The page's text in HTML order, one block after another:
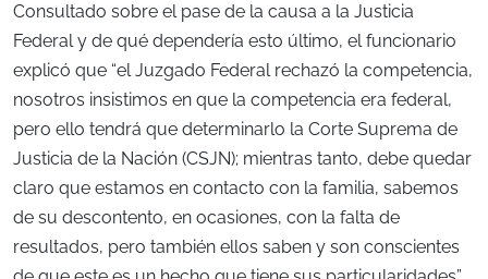
Consultado sobre el pase de la causa a la Justicia
Federal y de qué dependería esto último, el funcionario
explicó que “el Juzgado Federal rechazó la competencia,
nosotros insistimos en que la competencia era federal,
pero ello tendrá que determinarlo la Corte Suprema de
Justicia de la Nación (CSJN); mientras tanto, debe quedar
claro que estamos en contacto con la familia, sabemos
de su descontento, en ocasiones, con la falta de
resultados, pero también ellos saben y son conscientes